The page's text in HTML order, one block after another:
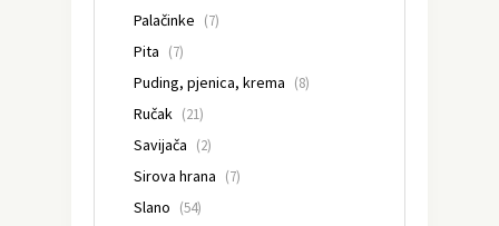
Palačinke (7)
Pita (7)
Puding, pjenica, krema (8)
Ručak (21)
Savijača (2)
Sirova hrana (7)
Slano (54)